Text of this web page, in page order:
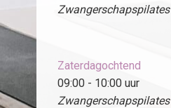
Zwangerschapspilates
Zaterdagochtend
09:00 - 10:00 uur
Zwangerschapspilates